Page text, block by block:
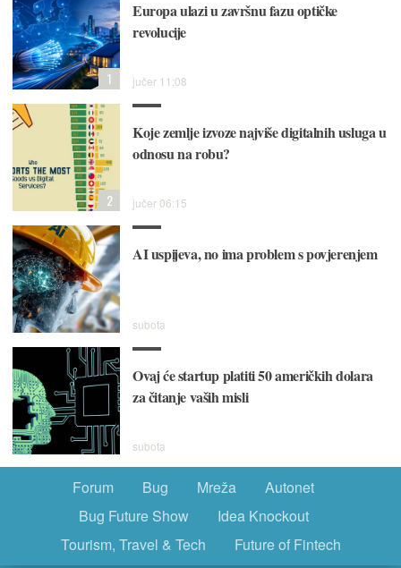
Europa ulazi u završnu fazu optičke
revolucije
jučer 11:08
1
Koje zemlje izvoze najviše digitalnih usluga u
odnosu na robu?
jučer 06:15
2
AI uspijeva, no ima problem s povjerenjem
subota
Ovaj će startup platiti 50 američkih dolara
za čitanje vaših misli
subota
Forum Bug Mreža
Autonet
Bug Future Show
Idea Knockout
Tourism, Travel & Tech
Future of Fintech